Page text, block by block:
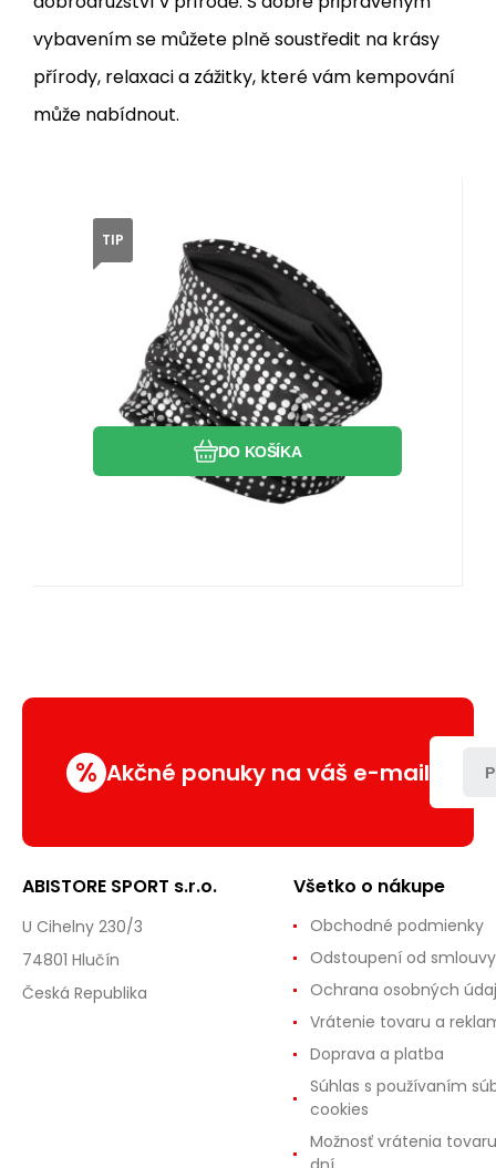
vybavením se můžete plně soustředit na krásy
přírody, relaxaci a zážitky, které vám kempování
může nabídnout.
TIP
Multifunkčná šatka NILS
OKN0477
Kód:15-21-201
Kód dod.:5907695509656
EAN:5907695509656
100%
7.95EUR
Skladom
DO KOŠÍKA
Obľúbený
Porovnať
Multifunkčná reflexná šatka (tuba) NILS
OKN0477 je skvelým riešením pre
každého, kto si cení tepelný komfort,
pohodlie a bezpečnosť počas
outdoorových aktivít v každom ročnom
období!
% Akčné ponuky na váš e-mail
ABISTORE SPORT s.r.o.
U Cihelny 230/3
74801 Hlučín
Česká Republika
Všetko o nákupe
Obchodné podmienky
Odstoupení od smlouvy
Ochrana osobných
Vrátenie tovaru a
Doprava a platba
Súhlas s používaním
cookies
Možnosť vrátenia